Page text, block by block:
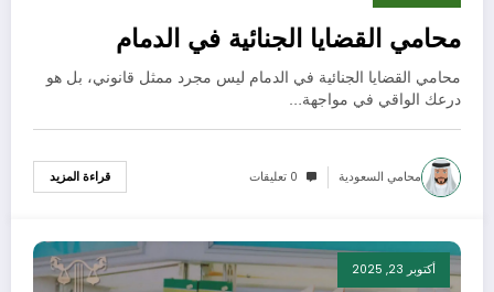
محامي القضايا الجنائية في الدمام
محامي القضايا الجنائية في الدمام ليس مجرد ممثل قانوني، بل هو
درعك الواقي في مواجهة…
محامي السعودية 0 تعليقات قراءة المزيد
أكتوبر 23, 2025